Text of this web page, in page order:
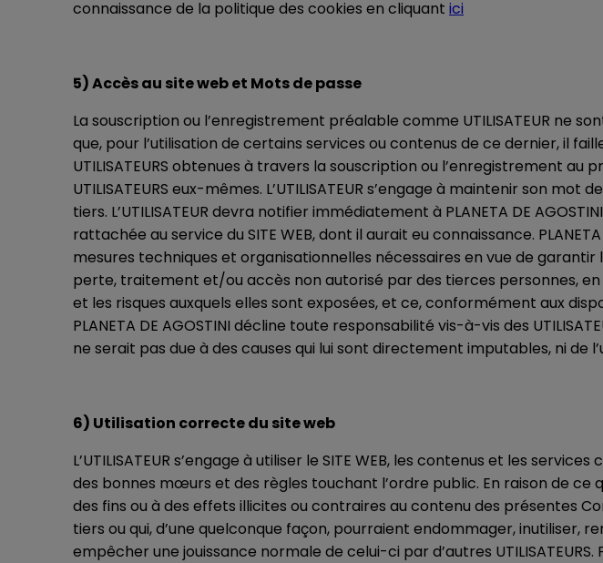
connaissance de la politique des cookies en cliquant ici
5) Accès au site web et Mots de passe
La souscription ou l’enregistrement préalable comme UTILISATEUR ne
que, pour l’utilisation de certains services ou contenus de ce dernier, il
UTILISATEURS obtenues à travers la souscription ou l’enregistrement
UTILISATEURS eux-mêmes. L’UTILISATEUR s’engage à maintenir son
tiers. L’UTILISATEUR devra notifier immédiatement à PLANETA DE
rattachée au service du SITE WEB, dont il aurait eu connaissance.
mesures techniques et organisationnelles nécessaires en vue de
perte, traitement et/ou accès non autorisé par des tierces personnes,
et les risques auxquels elles sont exposées, et ce, conformément aux
PLANETA DE AGOSTINI décline toute responsabilité vis-à-vis des
ne serait pas due à des causes qui lui sont directement imputables, ni de
6) Utilisation correcte du site web
L’UTILISATEUR s’engage à utiliser le SITE WEB, les contenus et les
des bonnes mœurs et des règles touchant l’ordre public. En raison de ce
des fins ou à des effets illicites ou contraires au contenu des présentes
tiers ou qui, d’une quelconque façon, pourraient endommager, inutiliser,
empêcher une jouissance normale de celui-ci par d’autres